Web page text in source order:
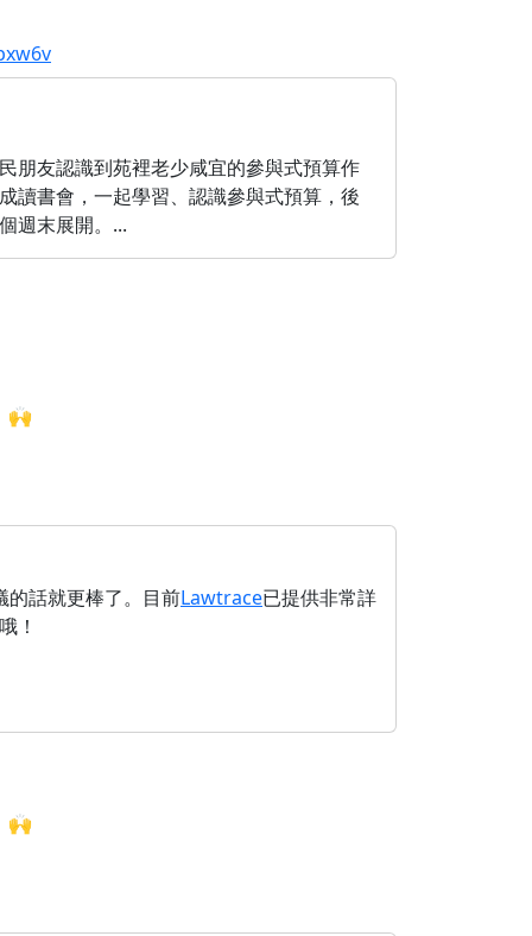
朋友認識到苑裡老少咸宜的參與式預算作
讀書會，一起學習、認識參與式預算，後
週末展開。 ​...
🙌
的話就更棒了。目前Lawtrace已提供非常詳
！
🙌